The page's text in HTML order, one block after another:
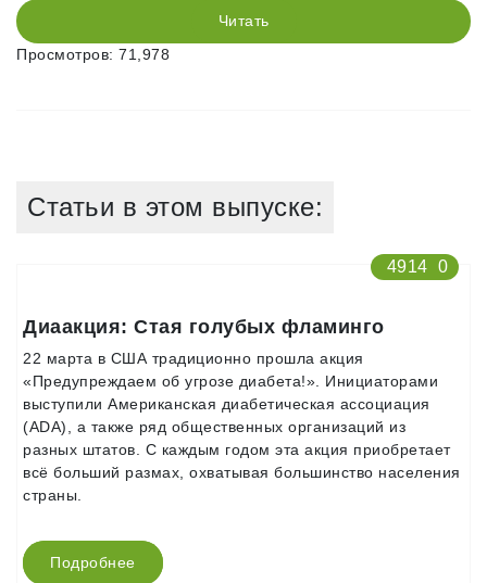
Читать
Просмотров: 71,978
Статьи в этом выпуске:
4914 0
Диаакция: Стая голубых фламинго
22 марта в США традиционно прошла акция
«Предупреждаем об угрозе диабета!». Инициаторами
выступили Американская диабетическая ассоциация
(ADA), а также ряд общественных организаций из
разных штатов. С каждым годом эта акция приобретает
всё больший размах, охватывая большинство населения
страны.
Подробнее